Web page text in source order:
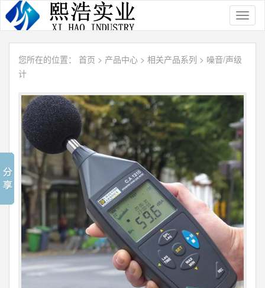
您所在的位置： 首页 > 产品中心 > 相关产品系列 > 噪音/声级
计